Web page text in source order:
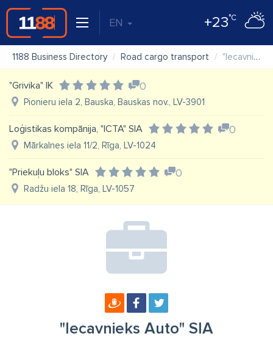
EN +23°C
1188 Business Directory Road cargo transport "Iecavnieks Auto" SIA
"Grivika" IK 0
Pionieru iela 2, Bauska, Bauskas nov., LV-3901
Loģistikas kompānija, "ICTA" SIA 0
Mārkalnes iela 11/2, Rīga, LV-1024
"Priekuļu bloks" SIA 0
Radžu iela 18, Rīga, LV-1057
"Iecavnieks Auto" SIA